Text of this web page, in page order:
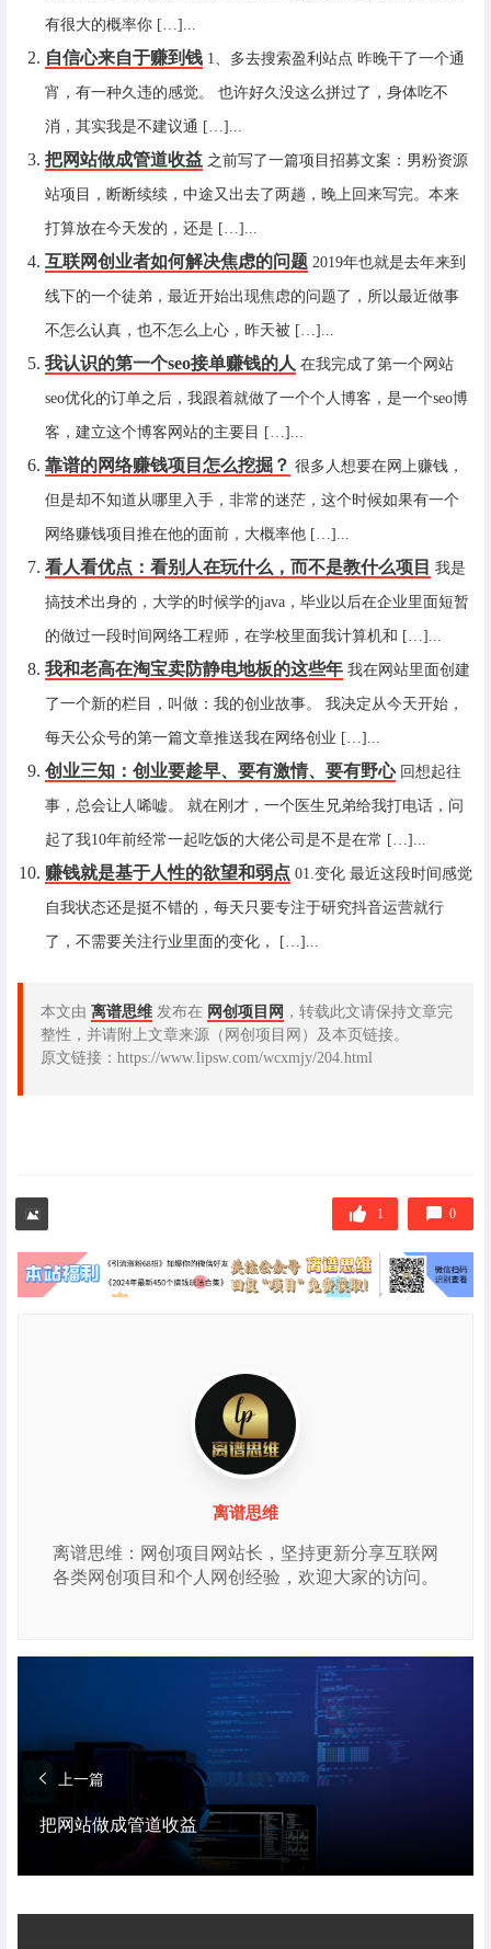
有很大的概率你 […]...
自信心来自于赚到钱 1、多去搜索盈利站点 昨晚干了一个通
宵，有一种久违的感觉。 也许好久没这么拼过了，身体吃不
消，其实我是不建议通 […]...
把网站做成管道收益 之前写了一篇项目招募文案：男粉资源
站项目，断断续续，中途又出去了两趟，晚上回来写完。本来
打算放在今天发的，还是 […]...
互联网创业者如何解决焦虑的问题 2019年也就是去年来到
线下的一个徒弟，最近开始出现焦虑的问题了，所以最近做事
不怎么认真，也不怎么上心，昨天被 […]...
我认识的第一个seo接单赚钱的人 在我完成了第一个网站
seo优化的订单之后，我跟着就做了一个个人博客，是一个seo博
客，建立这个博客网站的主要目 […]...
靠谱的网络赚钱项目怎么挖掘？ 很多人想要在网上赚钱，
但是却不知道从哪里入手，非常的迷茫，这个时候如果有一个
网络赚钱项目推在他的面前，大概率他 […]...
看人看优点：看别人在玩什么，而不是教什么项目 我是
搞技术出身的，大学的时候学的java，毕业以后在企业里面短暂
的做过一段时间网络工程师，在学校里面我计算机和 […]...
我和老高在淘宝卖防静电地板的这些年 我在网站里面创建
了一个新的栏目，叫做：我的创业故事。 我决定从今天开始，
每天公众号的第一篇文章推送我在网络创业 […]...
创业三知：创业要趁早、要有激情、要有野心 回想起往
事，总会让人唏嘘。 就在刚才，一个医生兄弟给我打电话，问
起了我10年前经常一起吃饭的大佬公司是不是在常 […]...
赚钱就是基于人性的欲望和弱点 01.变化 最近这段时间感觉
自我状态还是挺不错的，每天只要专注于研究抖音运营就行
了，不需要关注行业里面的变化， […]...
本文由 离谱思维 发布在 网创项目网 ，转载此文请保持文章完
整性，并请附上文章来源（网创项目网）及本页链接。
原文链接：https://www.lipsw.com/wcxmjy/204.html
1 0
离谱思维
离谱思维：网创项目网站长，坚持更新分享互联网
各类网创项目和个人网创经验，欢迎大家的访问。
上一篇
把网站做成管道收益